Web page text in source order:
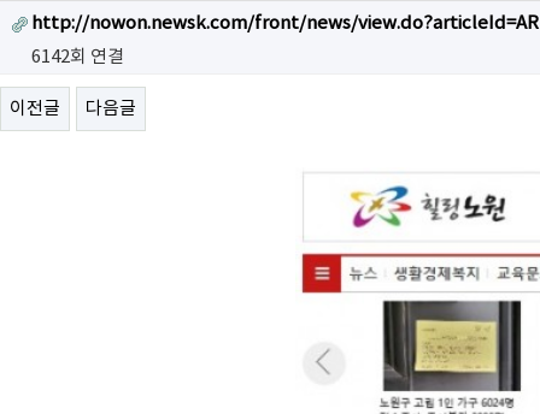
http://nowon.newsk.com/front/news/
6142회 연결
이전글 다음글